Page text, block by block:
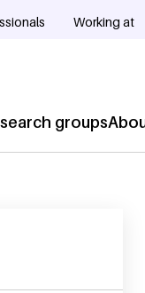
Working at
groups